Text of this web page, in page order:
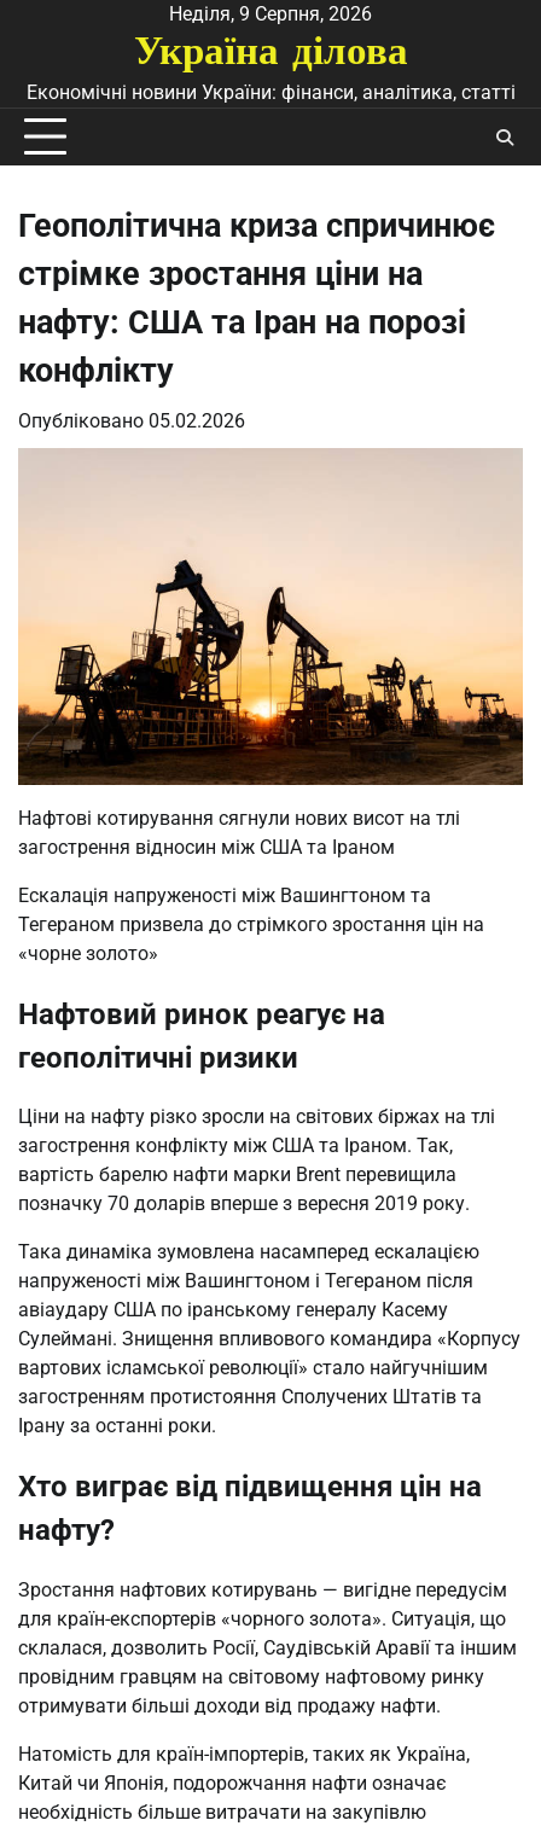
Неділя, 9 Серпня, 2026
Україна ділова
Економічні новини України: фінанси, аналітика, статті
Геополітична криза спричинює
стрімке зростання ціни на
нафту: США та Іран на порозі
конфлікту
Опубліковано 05.02.2026
Нафтові котирування сягнули нових висот на тлі
загострення відносин між США та Іраном
Ескалація напруженості між Вашингтоном та
Тегераном призвела до стрімкого зростання цін на
«чорне золото»
Нафтовий ринок реагує на
геополітичні ризики
Ціни на нафту різко зросли на світових біржах на тлі
загострення конфлікту між США та Іраном. Так,
вартість барелю нафти марки Brent перевищила
позначку 70 доларів вперше з вересня 2019 року.
Така динаміка зумовлена насамперед ескалацією
напруженості між Вашингтоном і Тегераном після
авіаудару США по іранському генералу Касему
Сулеймані. Знищення впливового командира «Корпусу
вартових ісламської революції» стало найгучнішим
загостренням протистояння Сполучених Штатів та
Ірану за останні роки.
Хто виграє від підвищення цін на
нафту?
Зростання нафтових котирувань — вигідне передусім
для країн-експортерів «чорного золота». Ситуація, що
склалася, дозволить Росії, Саудівській Аравії та іншим
провідним гравцям на світовому нафтовому ринку
отримувати більші доходи від продажу нафти.
Натомість для країн-імпортерів, таких як Україна,
Китай чи Японія, подорожчання нафти означає
необхідність більше витрачати на закупівлю